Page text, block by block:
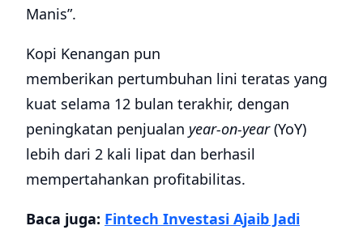
Manis”.
Kopi Kenangan pun
memberikan pertumbuhan lini teratas yang
kuat selama 12 bulan terakhir, dengan
peningkatan penjualan year-on-year(YoY)
lebih dari 2 kali lipat dan berhasil
mempertahankan profitabilitas.
Baca juga: Fintech Investasi Ajaib Jadi